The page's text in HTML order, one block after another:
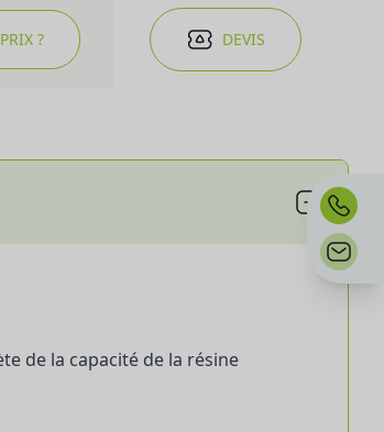
? DEVIS
de la capacité de la résine